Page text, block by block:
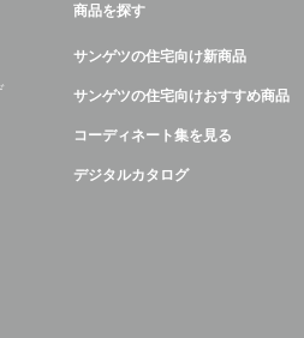
商品を探す
サンゲツの住宅向け新商品
サンゲツの住宅向けおすすめ商品
コーディネート集を見る
デジタルカタログ